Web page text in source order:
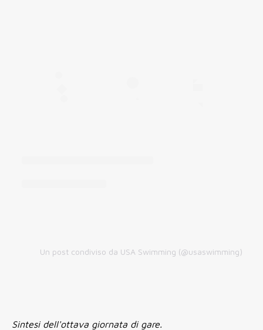
Un post condiviso da USA Swimming (@usaswimming)
Sintesi dell'ottava giornata di gare.